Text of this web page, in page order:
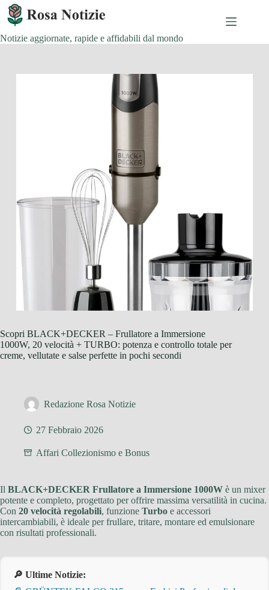
Salta
contenuto
Notizie aggiornate, rapide e affidabili dal mondo
Scopri BLACK+DECKER – Frullatore a Immersione
1000W, 20 velocità + TURBO: potenza e controllo totale per
creme, vellutate e salse perfette in pochi secondi
Redazione Rosa Notizie
27 Febbraio 2026
Affari Collezionismo e Bonus
Il BLACK+DECKER Frullatore a Immersione 1000W è un mixer
potente e completo, progettato per offrire massima versatilità in cucina.
Con 20 velocità regolabili, funzione Turbo e accessori
intercambiabili, è ideale per frullare, tritare, montare ed emulsionare
con risultati professionali.
🔎 Ultime Notizie: